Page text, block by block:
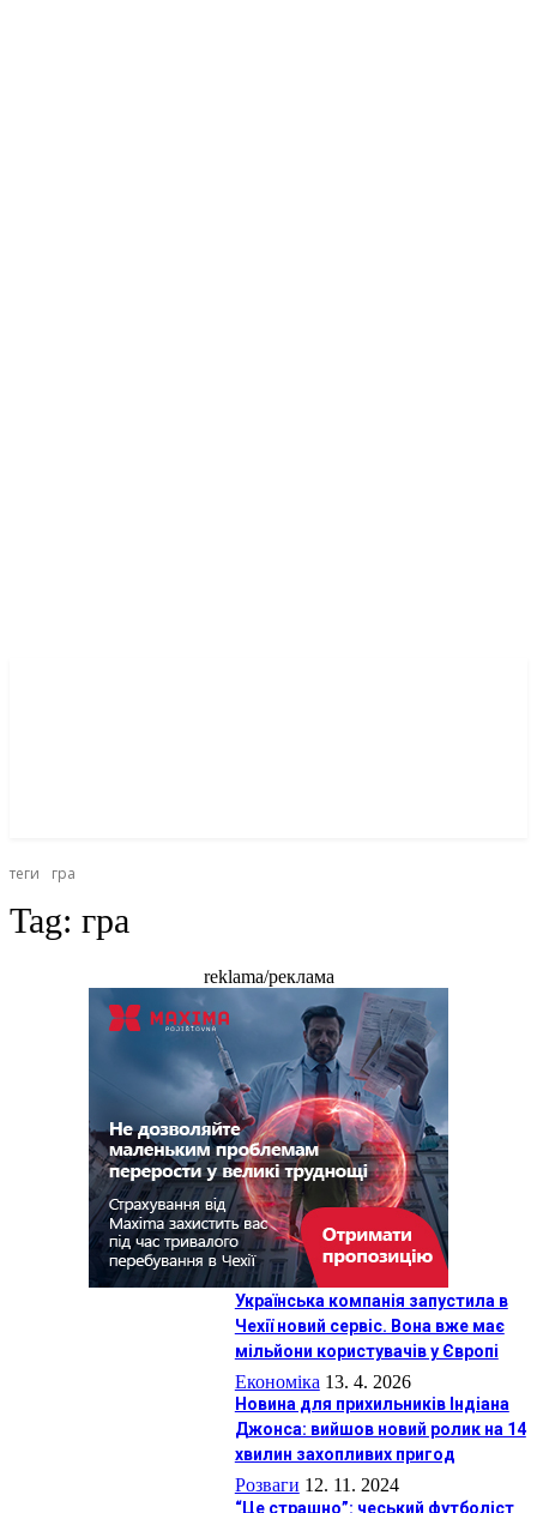
теги гра
Tag: гра
reklama/реклама
Українська компанія запустила в
Чехії новий сервіс. Вона вже має
мільйони користувачів у Європі
Економіка 13. 4. 2026
Новина для прихильників Індіана
Джонса: вийшов новий ролик на 14
хвилин захопливих пригод
Розваги 12. 11. 2024
“Це страшно”: чеський футболіст